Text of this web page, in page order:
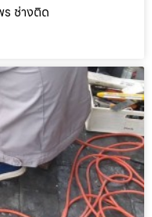
ร ช่างติด